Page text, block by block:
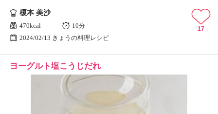
榎本 美沙
470kcal
10分
2024/02/13 きょうの料理レシピ
17
ヨーグルト塩こうじだれ